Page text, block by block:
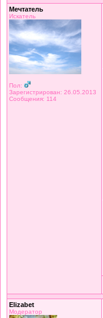
Мечтатель
Искатель
Пол:
Зарегистрирован: 26.05.2013
Сообщения: 114
Elizabet
Модератор